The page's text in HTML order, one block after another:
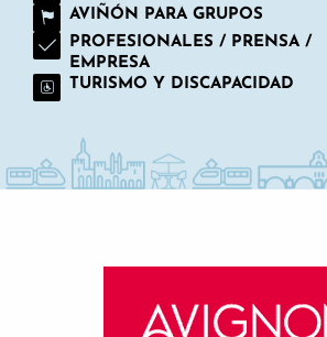
AVIÑÓN PARA GRUPOS
PROFESIONALES / PRENSA /
EMPRESA
TURISMO Y DISCAPACIDAD